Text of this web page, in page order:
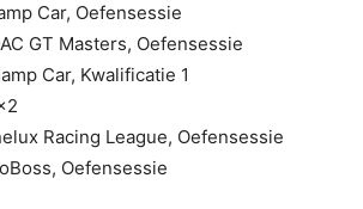
Car, Oefensessie
GT Masters, Oefensessie
Car, Kwalificatie 1
Racing League, Oefensessie
Oefensessie